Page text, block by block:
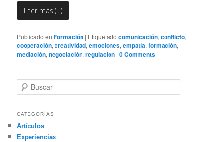
Leer más (...)
Publicado en Formación | Etiquetado comunicación,conflicto,
cooperación,creatividad,emociones,empatía,formación,
mediación,negociación,regulación |0 Comments
u
c
r
CATEGORÍAS
Artículos
Experiencias